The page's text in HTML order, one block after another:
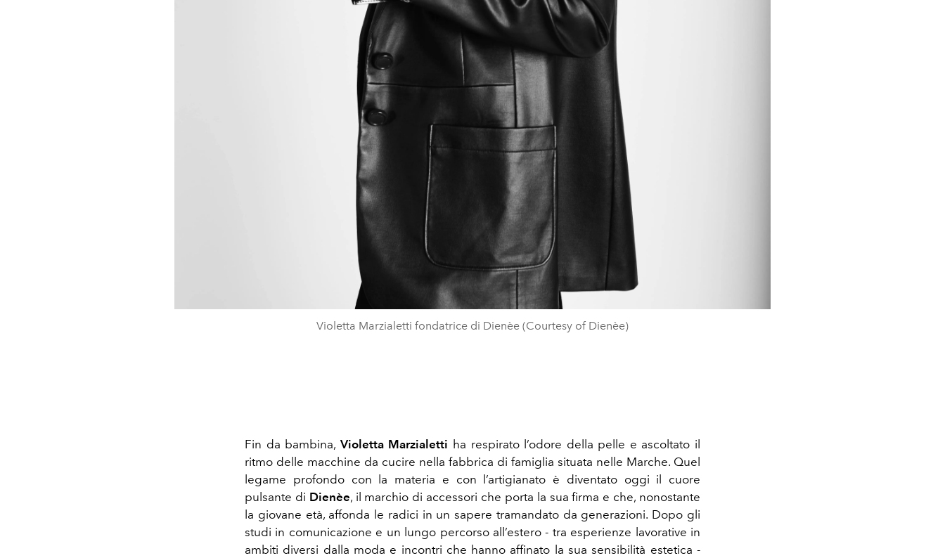
Violetta Marzialetti fondatrice di Dienèe (Courtesy of Dienèe)
Fin da bambina, Violetta Marzialetti ha respirato l’odore della pelle e ascoltato il
ritmo delle macchine da cucire nella fabbrica di famiglia situata nelle Marche. Quel
legame profondo con la materia e con l’artigianato è diventato oggi il cuore
pulsante di Dienèe, il marchio di accessori che porta la sua firma e che, nonostante
la giovane età, affonda le radici in un sapere tramandato da generazioni. Dopo gli
studi in comunicazione e un lungo percorso all’estero - tra esperienze lavorative in
ambiti diversi dalla moda e incontri che hanno affinato la sua sensibilità estetica -